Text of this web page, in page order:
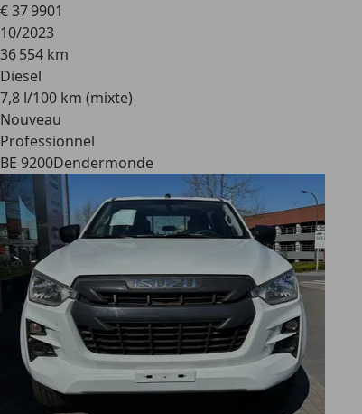
€ 37 9901
10/2023
36 554 km
Diesel
7,8 l/100 km (mixte)
Nouveau
Professionnel
BE 9200Dendermonde